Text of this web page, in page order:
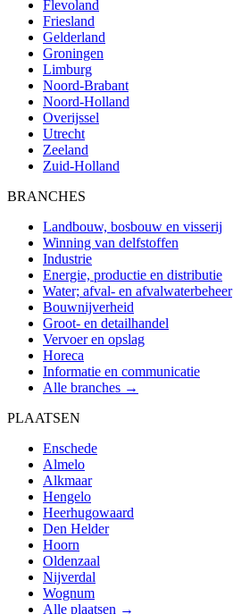
Flevoland
Friesland
Gelderland
Groningen
Limburg
Noord-Brabant
Noord-Holland
Overijssel
Utrecht
Zeeland
Zuid-Holland
BRANCHES
Landbouw, bosbouw en visserij
Winning van delfstoffen
Industrie
Energie, productie en distributie
Water; afval- en afvalwaterbeheer
Bouwnijverheid
Groot- en detailhandel
Vervoer en opslag
Horeca
Informatie en communicatie
Alle branches →
PLAATSEN
Enschede
Almelo
Alkmaar
Hengelo
Heerhugowaard
Den Helder
Hoorn
Oldenzaal
Nijverdal
Wognum
Alle plaatsen →